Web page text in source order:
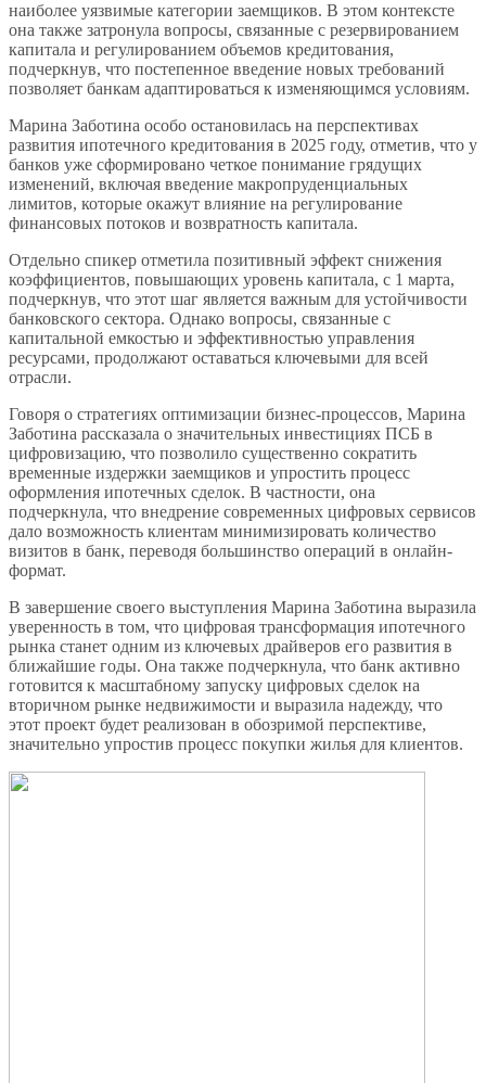
наиболее уязвимые категории заемщиков. В этом контексте
она также затронула вопросы, связанные с резервированием
капитала и регулированием объемов кредитования,
подчеркнув, что постепенное введение новых требований
позволяет банкам адаптироваться к изменяющимся условиям.
Марина Заботина особо остановилась на перспективах
развития ипотечного кредитования в 2025 году, отметив, что у
банков уже сформировано четкое понимание грядущих
изменений, включая введение макропруденциальных
лимитов, которые окажут влияние на регулирование
финансовых потоков и возвратность капитала.
Отдельно спикер отметила позитивный эффект снижения
коэффициентов, повышающих уровень капитала, с 1 марта,
подчеркнув, что этот шаг является важным для устойчивости
банковского сектора. Однако вопросы, связанные с
капитальной емкостью и эффективностью управления
ресурсами, продолжают оставаться ключевыми для всей
отрасли.
Говоря о стратегиях оптимизации бизнес-процессов, Марина
Заботина рассказала о значительных инвестициях ПСБ в
цифровизацию, что позволило существенно сократить
временные издержки заемщиков и упростить процесс
оформления ипотечных сделок. В частности, она
подчеркнула, что внедрение современных цифровых сервисов
дало возможность клиентам минимизировать количество
визитов в банк, переводя большинство операций в онлайн-
формат.
В завершение своего выступления Марина Заботина выразила
уверенность в том, что цифровая трансформация ипотечного
рынка станет одним из ключевых драйверов его развития в
ближайшие годы. Она также подчеркнула, что банк активно
готовится к масштабному запуску цифровых сделок на
вторичном рынке недвижимости и выразила надежду, что
этот проект будет реализован в обозримой перспективе,
значительно упростив процесс покупки жилья для клиентов.